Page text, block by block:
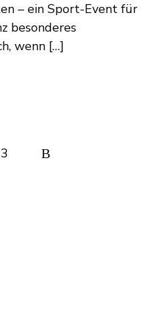
– ein Sport-Event für
besonderes
wenn […]
3